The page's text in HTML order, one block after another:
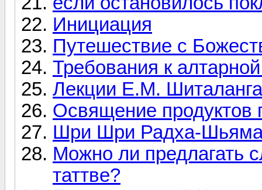
Инициация
Путешествие с
Требования к
Лекции Е.М.
Освящение продуктов
Шри Шри Радха-
Можно ли предлагать
таттве?